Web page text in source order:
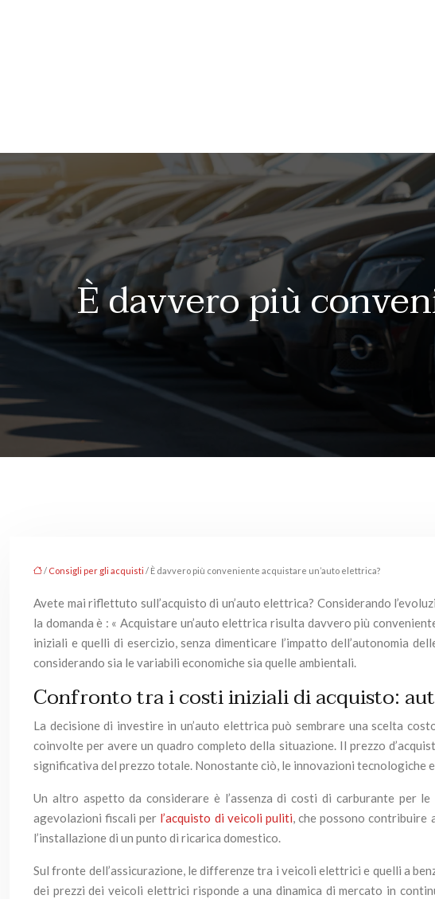
È davvero più
/ Consigli per gli acquisti / È davvero più conveniente acquistare un’auto elettrica?
Avete mai riflettuto sull’acquisto di un’auto elettrica? Considerando
la domanda è : « Acquistare un’auto elettrica risulta davvero più
iniziali e quelli di esercizio, senza dimenticare l’impatto dell’autonomia
considerando sia le variabili economiche sia quelle ambientali.
Confronto tra i costi iniziali di acquisto:
La decisione di investire in un’auto elettrica può sembrare una scelta
coinvolte per avere un quadro completo della situazione. Il prezzo
significativa del prezzo totale. Nonostante ciò, le innovazioni tecnologiche
Un altro aspetto da considerare è l’assenza di costi di carburante per
agevolazioni fiscali per l’acquisto di veicoli puliti, che possono contribuire
l’installazione di un punto di ricarica domestico.
Sul fronte dell’assicurazione, le differenze tra i veicoli elettrici e quelli a
dei prezzi dei veicoli elettrici risponde a una dinamica di mercato in